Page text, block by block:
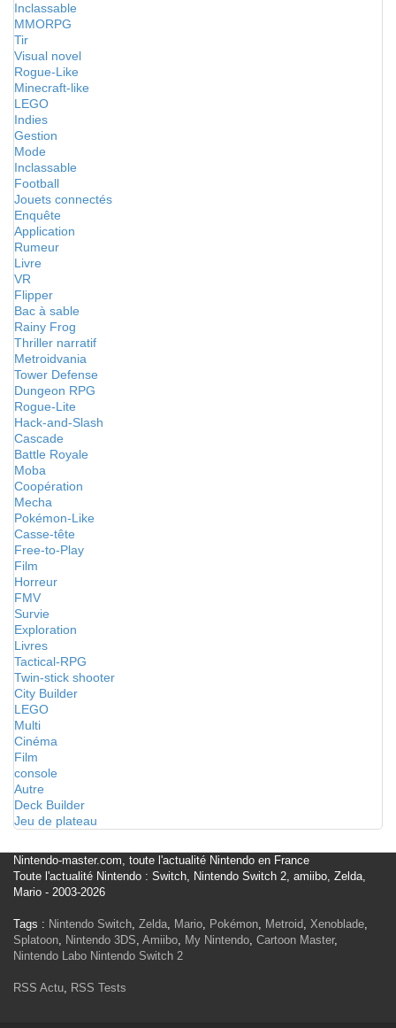
Inclassable
MMORPG
Tir
Visual novel
Rogue-Like
Minecraft-like
LEGO
Indies
Gestion
Mode
Inclassable
Football
Jouets connectés
Enquête
Application
Rumeur
Livre
VR
Flipper
Bac à sable
Rainy Frog
Thriller narratif
Metroidvania
Tower Defense
Dungeon RPG
Rogue-Lite
Hack-and-Slash
Cascade
Battle Royale
Moba
Coopération
Mecha
Pokémon-Like
Casse-tête
Free-to-Play
Film
Horreur
FMV
Survie
Exploration
Livres
Tactical-RPG
Twin-stick shooter
City Builder
LEGO
Multi
Cinéma
Film
console
Autre
Deck Builder
Jeu de plateau
Nintendo-master.com, toute l'actualité Nintendo en France
Toute l'actualité Nintendo : Switch, Nintendo Switch 2, amiibo, Zelda,
Mario - 2003-2026
Tags : Nintendo Switch, Zelda, Mario, Pokémon, Metroid, Xenoblade,
Splatoon, Nintendo 3DS, Amiibo, My Nintendo, Cartoon Master,
Nintendo Labo Nintendo Switch 2
RSS Actu, RSS Tests